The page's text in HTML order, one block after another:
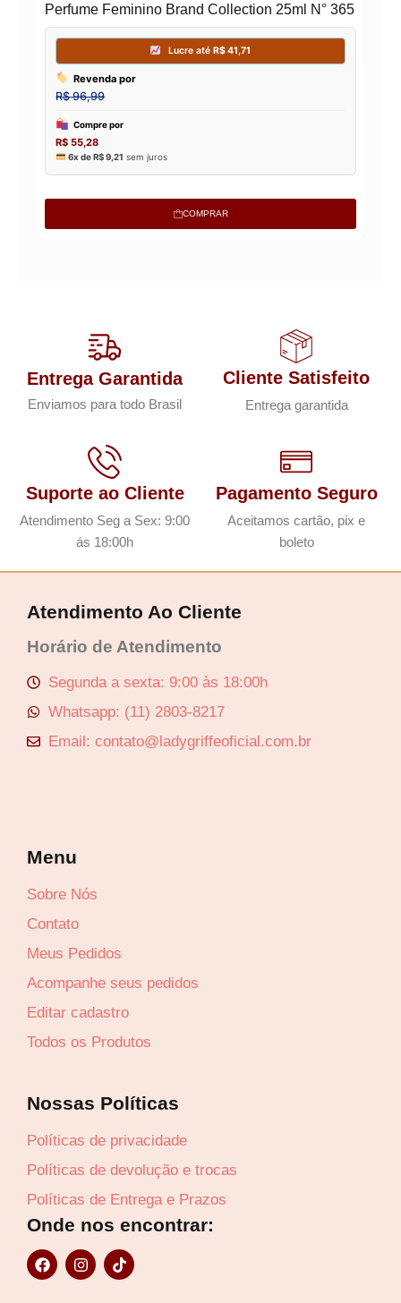
Perfume Feminino Brand Collection 25ml N° 365
Revenda por
COMPRAR
Entrega Garantida
Enviamos para todo Brasil
Cliente Satisfeito
Entrega garantida
Suporte ao Cliente
Atendimento Seg a Sex: 9:00
ás 18:00h
Pagamento Seguro
Aceitamos cartão, pix e
boleto
Atendimento Ao Cliente
Horário de Atendimento
Segunda a sexta: 9:00 às 18:00h
Whatsapp: (11) 2803-8217
Email: contato@ladygriffeoficial.com.br
Menu
Sobre Nós
Contato
Meus Pedidos
Acompanhe seus pedidos
Editar cadastro
Todos os Produtos
Nossas Políticas
Políticas de privacidade
Políticas de devolução e trocas
Políticas de Entrega e Prazos
Onde nos encontrar:
F
a
I
n
T
i